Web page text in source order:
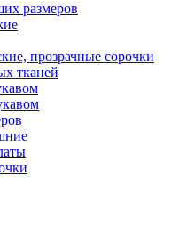
размеров
прозрачные сорочки
тканей